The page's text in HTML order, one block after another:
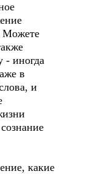
Можете
- иногда
в
и
какие